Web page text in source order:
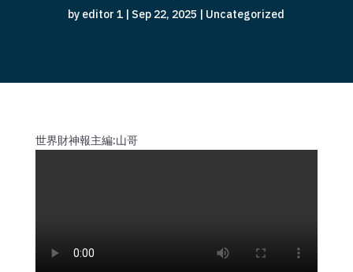
by editor 1 | Sep 22, 2025 | Uncategorized
世界財神報主編:山哥